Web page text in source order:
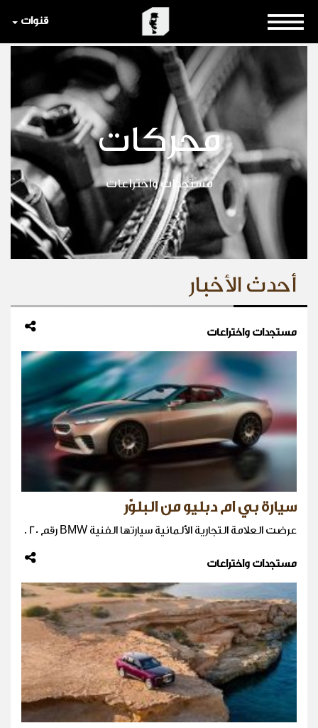
قنوات
محركات
مستجدات واختراعات
أحدث الأخبار
مستجدات واختراعات
سيارة بي ام دبليو من البلوّر
عرضت العلامة التجارية الألمانية سيارتها الفنية BMW رقم 20 .
مستجدات واختراعات